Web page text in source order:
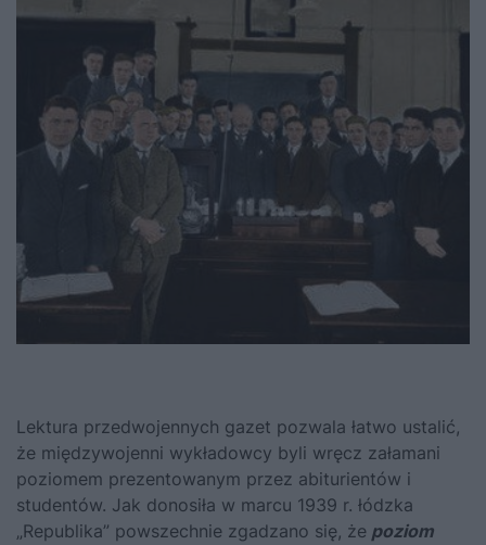
Lektura przedwojennych gazet pozwala łatwo ustalić,
że międzywojenni wykładowcy byli wręcz załamani
poziomem prezentowanym przez abiturientów i
studentów. Jak donosiła w marcu 1939 r. łódzka
„Republika” powszechnie zgadzano się, że poziom